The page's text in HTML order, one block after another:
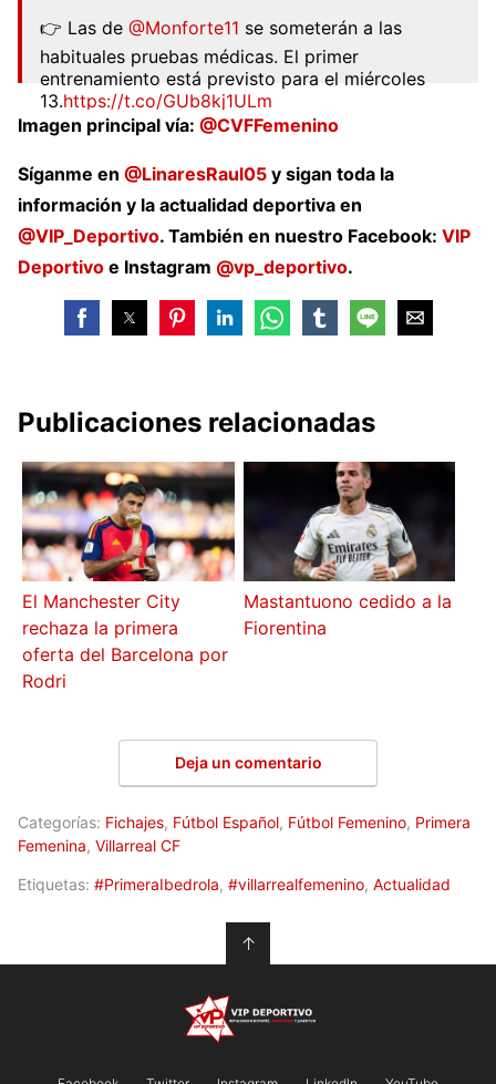
👉 Las de @Monforte11 se someterán a las
habituales pruebas médicas. El primer
entrenamiento está previsto para el miércoles
13.https://t.co/GUb8kj1ULm
pic.twitter.com/ElQnx0cKmC
— Villarreal CF Femenino (@CVFFemenino)
2022
Imagen principal vía: @CVFFemenino
Síganme en @LinaresRaul05 y sigan toda la
información y la actualidad deportiva en
@VIP_Deportivo. También en nuestro Facebook: VIP
Deportivo e Instagram @vp_deportivo.
Publicaciones relacionadas
El Manchester City
rechaza la primera
oferta del Barcelona por
Rodri
Mastantuono cedido a la
Fiorentina
Deja un comentario
Categorías: Fichajes, Fútbol Español, Fútbol Femenino, Primera
Femenina, Villarreal CF
Etiquetas: #PrimeraIbedrola, #villarrealfemenino, Actualidad
↑